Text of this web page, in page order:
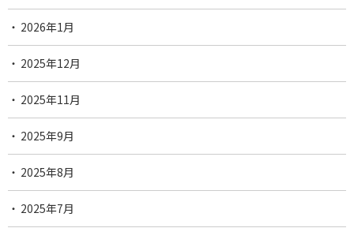
2026年1月
2025年12月
2025年11月
2025年9月
2025年8月
2025年7月